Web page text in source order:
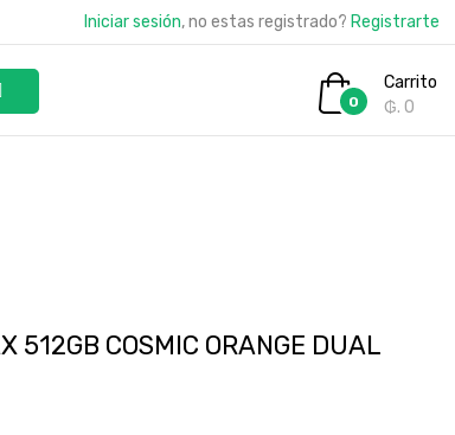
Iniciar sesión, no estas registrado? Registrarte
0
Carrito
₲. 0
512GB COSMIC ORANGE DUAL